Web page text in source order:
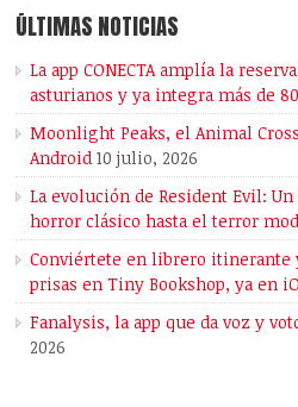
ÚLTIMAS NOTICIAS
La app CONECTA amplía la
asturianos y ya integra más de
Moonlight Peaks, el Animal
Android 10 julio, 2026
La evolución de Resident Evil:
horror clásico hasta el terror
Conviértete en librero itinerante
prisas en Tiny Bookshop, ya en
Fanalysis, la app que da voz y
2026